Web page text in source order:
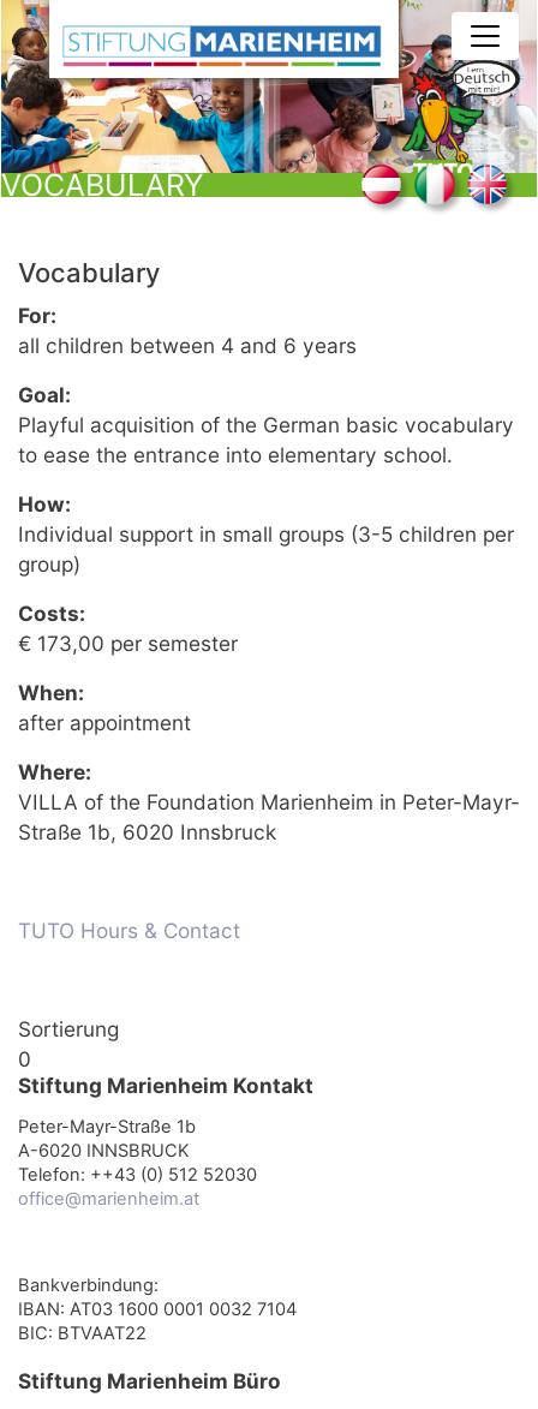
to
main
content
VOCABULARY
Vocabulary
For:
all children between 4 and 6 years
Goal:
Playful acquisition of the German basic vocabulary
to ease the entrance into elementary school.
How:
Individual support in small groups (3-5 children per
group)
Costs:
€ 173,00 per semester
When:
after appointment
Where:
VILLA of the Foundation Marienheim in Peter-Mayr-
Straße 1b, 6020 Innsbruck
TUTO Hours & Contact
Sortierung
0
Stiftung Marienheim Kontakt
Peter-Mayr-Straße 1b
A-6020 INNSBRUCK
Telefon: ++43 (0) 512 52030
office@marienheim.at
Bankverbindung:
IBAN: AT03 1600 0001 0032 7104
BIC: BTVAAT22
Stiftung Marienheim Büro